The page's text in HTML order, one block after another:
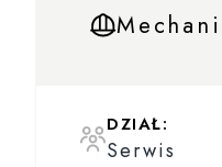
DZIAŁ:
Serwis